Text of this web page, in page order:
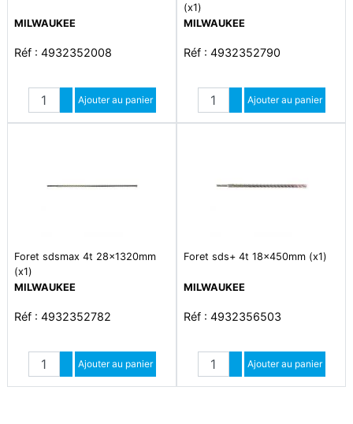
MILWAUKEE
Réf : 4932352008
Quantité
Augmenter quantité
Diminuer quantité
Ajouter au panier
(x1)
MILWAUKEE
Réf : 4932352790
Quantité
Augmenter quantité
Diminuer quantité
Ajouter au panier
Foret sdsmax 4t 28x1320mm
(x1)
MILWAUKEE
Réf : 4932352782
Quantité
Augmenter quantité
Diminuer quantité
Ajouter au panier
Foret sds+ 4t 18x450mm (x1)
MILWAUKEE
Réf : 4932356503
Quantité
Augmenter quantité
Diminuer quantité
Ajouter au panier